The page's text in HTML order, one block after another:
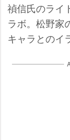
禎信氏のライ
ラボ。松野家
キャラとのイ